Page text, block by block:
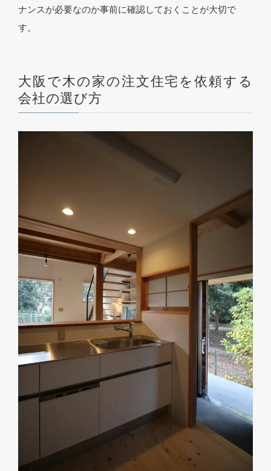
ナンスが必要なのか事前に確認しておくことが大切で
す。
大阪で木の家の注文住宅を依頼する
会社の選び方